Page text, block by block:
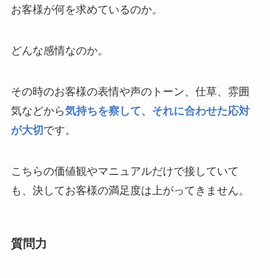
お客様が何を求めているのか。
どんな感情なのか。
その時のお客様の表情や声のトーン、仕草、雰囲
気などから気持ちを察して、それに合わせた応対
が大切です。
こちらの価値観やマニュアルだけで接していて
も、決してお客様の満足度は上がってきません。
質問力